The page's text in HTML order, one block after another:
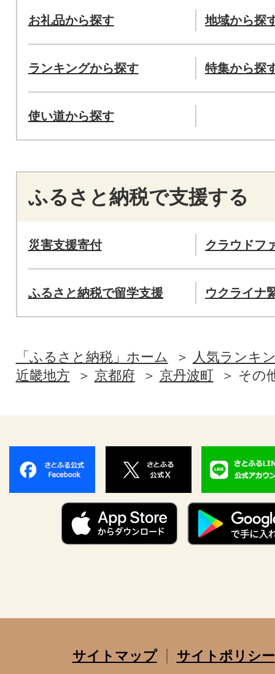
お礼品から探す 地域から探
ランキングから探す 特集から探
使い道から探す
ふるさと納税で支援する
災害支援寄付 クラウドフ
ふるさと納税で留学支援 ウクライナ
「ふるさと納税」ホーム
人気ランキ
近畿地方
京都府 京丹波町 その
サイトマップ
サイトポリシー